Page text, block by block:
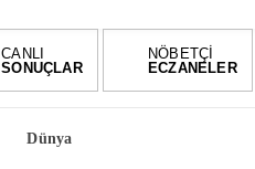
CANLI
SONUÇLAR
NÖBETÇİ
ECZANELER
Dünya